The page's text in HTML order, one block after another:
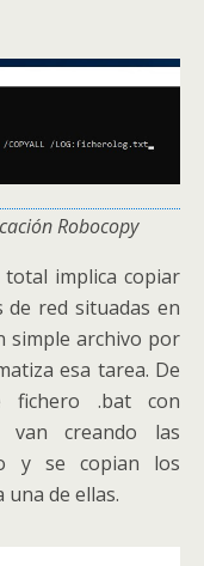
Robocopy
implica copiar
de red situadas en
simple archivo por
esa tarea. De
fichero .bat con
van creando las
y se copian los
de ellas.